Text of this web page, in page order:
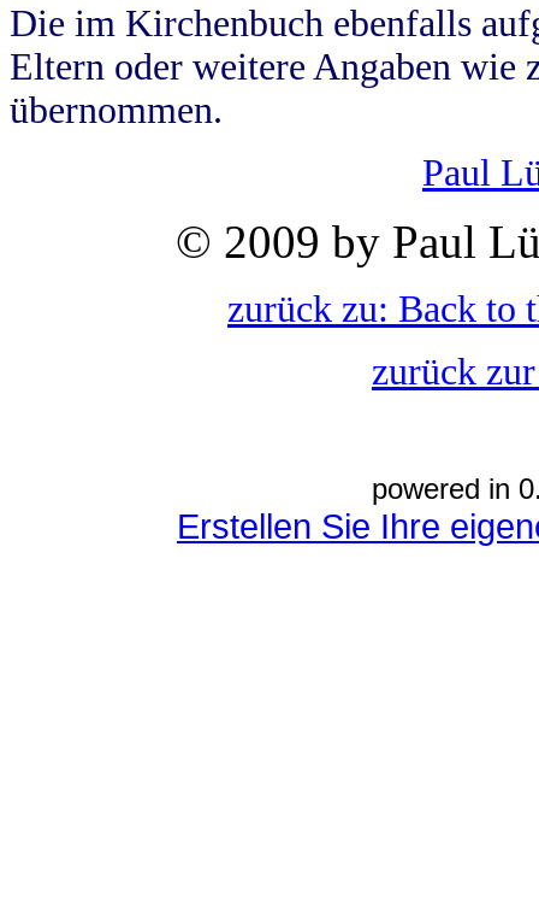
Die im Kirchenbuch ebenfalls
Eltern oder weitere Angaben wie
übernommen.
Paul
© 2009 by Paul
zurück zu: Back to
zurück
powered in
Erstellen Sie Ihre